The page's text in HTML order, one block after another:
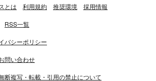
とは 利用規約 推奨環境 採用情報
RSS一覧
バシーポリシー
問い合わせ
断複写・転載・引用の禁止について